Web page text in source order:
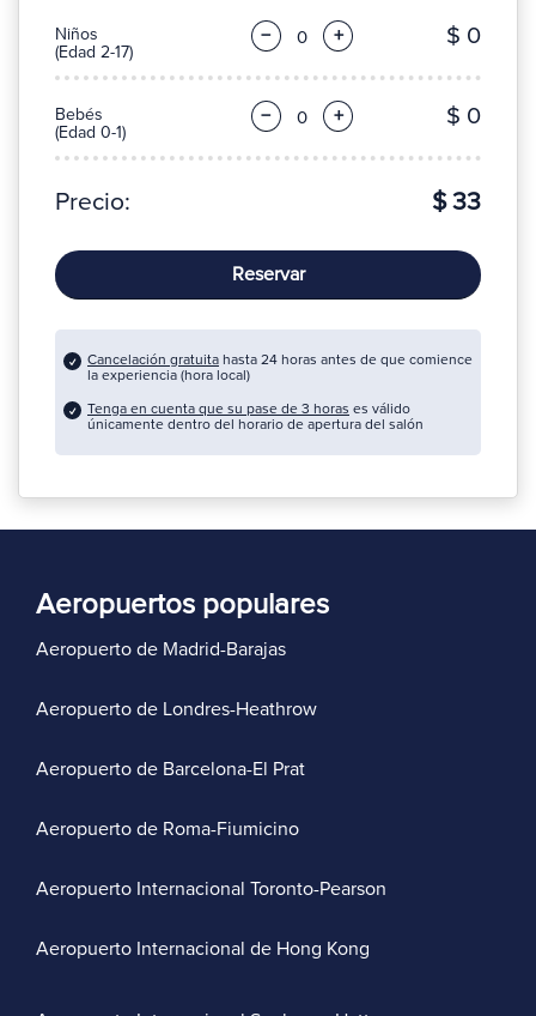
Niños
(Edad 2-17)
− + $ 0
Bebés
(Edad 0-1)
− + $ 0
Precio: $ 33
Reservar
Cancelación gratuita hasta 24 horas antes de que comience
la experiencia (hora local)
Tenga en cuenta que su pase de 3 horas es válido
únicamente dentro del horario de apertura del salón
Aeropuertos populares
Aeropuerto de Madrid-Barajas
Aeropuerto de Londres-Heathrow
Aeropuerto de Barcelona-El Prat
Aeropuerto de Roma-Fiumicino
Aeropuerto Internacional Toronto-Pearson
Aeropuerto Internacional de Hong Kong